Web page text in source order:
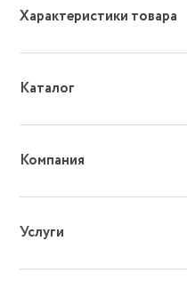
Характеристики товара
Каталог
Компания
Услуги